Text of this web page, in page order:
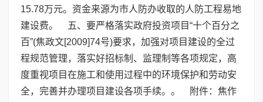
15.78万元。资金来源为市人防办收取的人防工程易地
建设费。 五、要严格落实政府投资项目“十个百分之
百”(焦政文[2009]74号)要求，加强对项目建设的全过
程规范管理，落实好招标制、监理制等各项规定，高
度重视项目在施工和使用过程中的环境保护和劳动安
全，完善并办理项目建设各项手续。。 附件：焦作